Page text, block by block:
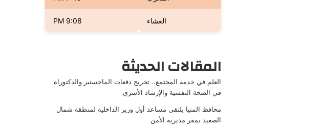
العشاء 9:08 PM
المقالات الحديثة
العلم في خدمة المجتمع.. تخريج دفعات الماجستير والدكتوراه
في الصحة النفسية والإرشاد الأسري
محافظ المنيا يلتقي مساعد أول وزير الداخلية لمنطقة شمال
الصعيد بمقر مديرية الأمن